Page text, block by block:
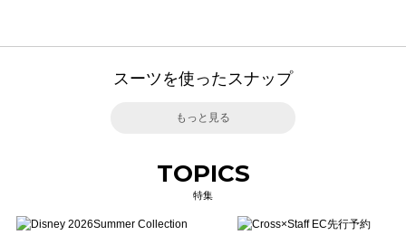
スーツを使ったスナップ
もっと見る
TOPICS
特集